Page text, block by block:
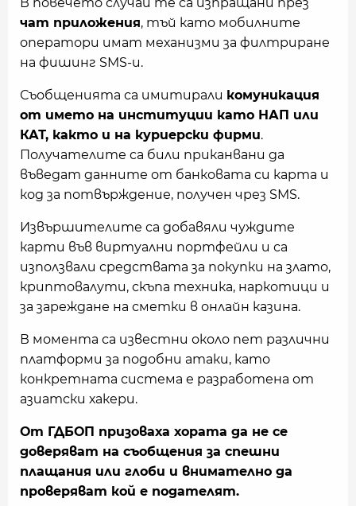
В повечето случаи те са изпращани през
чат приложения, тъй като мобилните
оператори имат механизми за филтриране
на фишинг SMS-и.
Съобщенията са имитирали комуникация
от името на институции като НАП или
КАТ, както и на куриерски фирми.
Получателите са били приканвани да
въведат данните от банковата си карта и
код за потвърждение, получен чрез SMS.
Извършителите са добавяли чуждите
карти във виртуални портфейли и са
използвали средствата за покупки на злато,
криптовалути, скъпа техника, наркотици и
за зареждане на сметки в онлайн казина.
В момента са известни около пет различни
платформи за подобни атаки, като
конкретната система е разработена от
азиатски хакери.
От ГДБОП призоваха хората да не се
доверяват на съобщения за спешни
плащания или глоби и внимателно да
проверяват кой е подателят.